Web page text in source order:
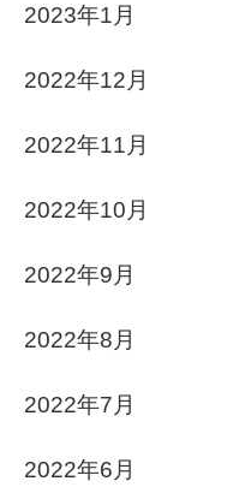
2023年1月
2022年12月
2022年11月
2022年10月
2022年9月
2022年8月
2022年7月
2022年6月